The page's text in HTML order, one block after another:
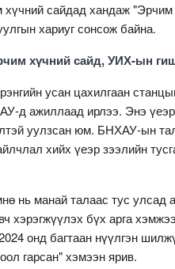
хүчний сайдад хандаж
хариуг сонсож байна.
хүчний сайд, УИХ-ын
усан цахилгаан
д ажиллаад ирлээ. Энэ үеэр
уулзсан юм. БНХАУ-ын
хийх үеэр зээлийн
нь манай талаас тус улсад
хэрэгжүүлэх бүх арга
онд багтаан нүүлгэн
гарсан" хэмээн ярив.